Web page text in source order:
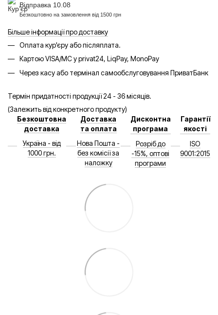
Відправка 10.08
Безкоштовно на замовлення від 1500 грн
Більше інформації про доставку
Оплата кур'єру або післяплата.
Картою VISA/MC у privat24, LiqPay, MonoPay
Через касу або термінал самообслуговування ПриватБанк
Термін придатності продукції 24 - 36 місяців.
(Залежить від конкретного продукту)
Безкоштовна
доставка
Україна - від
1000 грн.
Доставка
та оплата
Нова Пошта -
без комісії за
наложку
Дисконтна
програма
Розріб до
-15%, оптові
програми
Гарантії
якості
ISO
9001:2015